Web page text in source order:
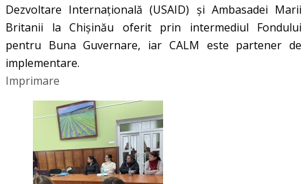
Dezvoltare Internațională (USAID) și Ambasadei Marii
Britanii la Chișinău oferit prin intermediul Fondului
pentru Buna Guvernare, iar CALM este partener de
implementare.
Imprimare